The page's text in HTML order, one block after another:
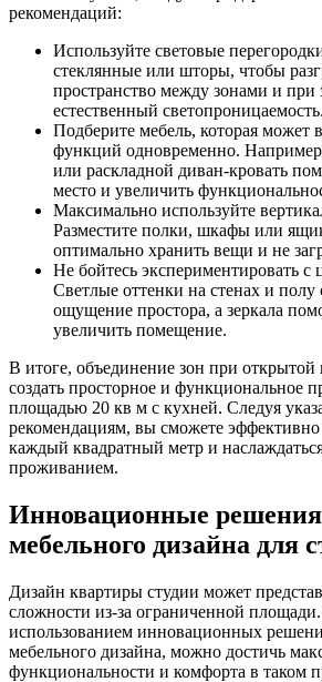
рекомендаций:
Используйте световые
стеклянные или шторы, чтобы
пространство между зонами и при
естественный светопроницаемость.
Подберите мебель, которая может
функций одновременно.
или раскладной диван-кровать
место и увеличить
Максимально используйте
Разместите полки, шкафы или
оптимально хранить вещи и не
Не бойтесь экспериментировать с
Светлые оттенки на стенах и полу
ощущение простора, а зеркала
увеличить помещение.
В итоге, объединение зон при
создать просторное и функциональное
площадью 20 кв м с кухней. Следуя
рекомендациям, вы сможете эффективно
каждый квадратный метр и
проживанием.
Инновационные решения
мебельного дизайна для
Дизайн квартиры студии может
сложности из-за ограниченной
использованием инновационных
мебельного дизайна, можно достичь
функциональности и комфорта в таком